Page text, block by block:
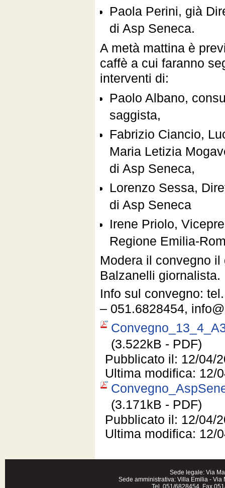
Paola Perini, già
di Asp Seneca.
A metà mattina è
caffè a cui faranno
interventi di:
Paolo Albano,
saggista,
Fabrizio Ciancio,
Maria Letizia
di Asp Seneca,
Lorenzo Sessa,
di Asp Seneca
Irene Priolo,
Regione Emilia-
Modera il convegno
Balzanelli giornalista.
Info sul convegno:
– 051.6828454,
(3.522kB - PDF)
Pubblicato il: 12/04/
Ultima modifica: 12/
(3.171kB - PDF)
Pubblicato il: 12/04/
Ultima modifica: 12/
Sede legale: Via
Sede amministrativa: Villa Emilia - Via
Tel. 051/6828454 Fax